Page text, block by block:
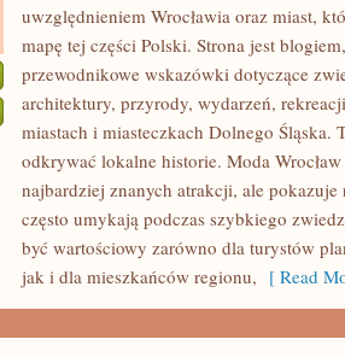
ŚWIDNICA
uwzględnieniem Wrocławia oraz miast,
mapę tej części Polski. Strona jest
przewodnikowe wskazówki dotyczące
architektury, przyrody, wydarzeń,
miastach i miasteczkach Dolnego Śląska.
odkrywać lokalne historie. Moda
najbardziej znanych atrakcji, ale
często umykają podczas szybkiego
być wartościowy zarówno dla turystów
jak i dla mieszkańców regionu, [ Read